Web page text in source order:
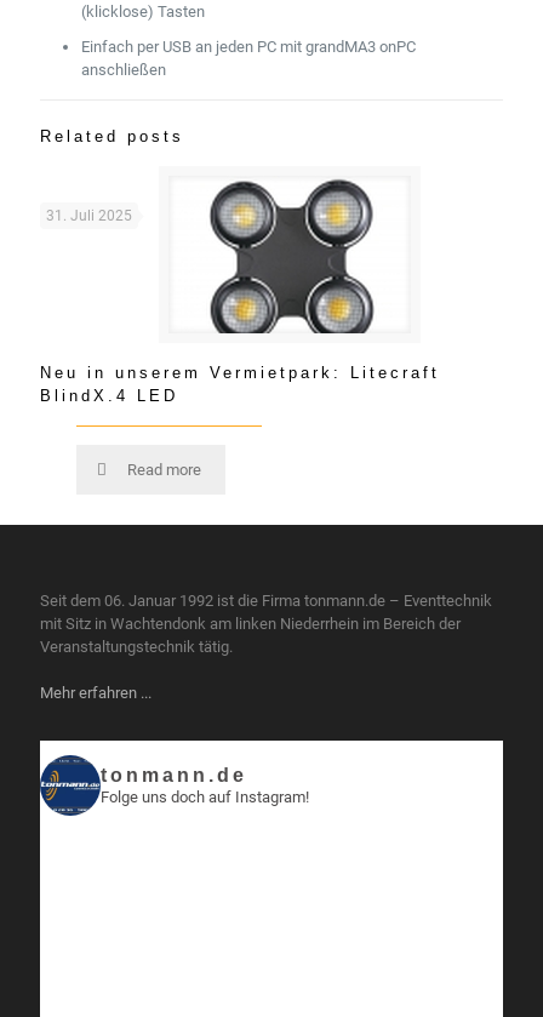
(klicklose) Tasten
Einfach per USB an jeden PC mit grandMA3 onPC
anschließen
Related posts
31. Juli 2025
Neu in unserem Vermietpark: Litecraft
BlindX.4 LED
Read more
Seit dem 06. Januar 1992 ist die Firma tonmann.de – Eventtechnik
mit Sitz in Wachtendonk am linken Niederrhein im Bereich der
Veranstaltungstechnik tätig.
Mehr erfahren ...
tonmann.de
Folge uns doch auf Instagram!